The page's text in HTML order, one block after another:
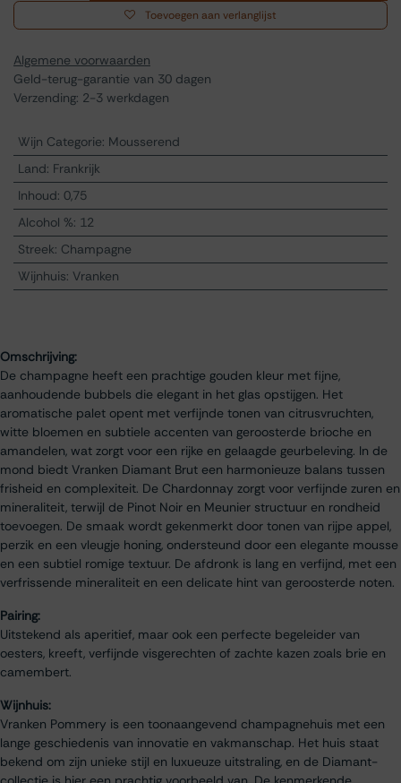
Toevoegen aan verlanglijst
Algemene voorwaarden
Geld-terug-garantie van 30 dagen
Verzending: 2-3 werkdagen
Wijn Categorie: Mousserend
Land: Frankrijk
Inhoud: 0,75
Alcohol %: 12
Streek: Champagne
Wijnhuis: Vranken
Omschrijving:
De champagne heeft een prachtige gouden kleur met fijne,
aanhoudende bubbels die elegant in het glas opstijgen. Het
aromatische palet opent met verfijnde tonen van citrusvruchten,
witte bloemen en subtiele accenten van geroosterde brioche en
amandelen, wat zorgt voor een rijke en gelaagde geurbeleving. In de
mond biedt Vranken Diamant Brut een harmonieuze balans tussen
frisheid en complexiteit. De Chardonnay zorgt voor verfijnde zuren en
mineraliteit, terwijl de Pinot Noir en Meunier structuur en rondheid
toevoegen. De smaak wordt gekenmerkt door tonen van rijpe appel,
perzik en een vleugje honing, ondersteund door een elegante mousse
en een subtiel romige textuur. De afdronk is lang en verfijnd, met een
verfrissende mineraliteit en een delicate hint van geroosterde noten.
Pairing:
Uitstekend als aperitief, maar ook een perfecte begeleider van
oesters, kreeft, verfijnde visgerechten of zachte kazen zoals brie en
camembert.
Wijnhuis:
Vranken Pommery is een toonaangevend champagnehuis met een
lange geschiedenis van innovatie en vakmanschap. Het huis staat
bekend om zijn unieke stijl en luxueuze uitstraling, en de Diamant-